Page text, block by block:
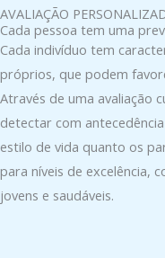
AVALIAÇÃO
Cada pessoa tem uma
Cada indivíduo tem
próprios, que podem
Através de uma avaliação
detectar com
estilo de vida quanto os
para níveis de excelência,
jovens e saudáveis.